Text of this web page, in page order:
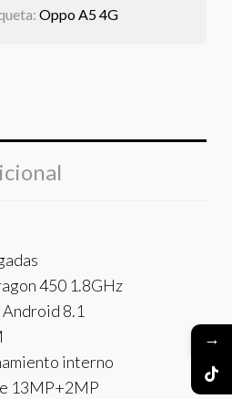
Oppo A5 4G
450 1.8GHz
8.1
interno
13MP+2MP
→